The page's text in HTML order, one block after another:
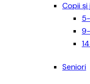
Copii și
Seniori